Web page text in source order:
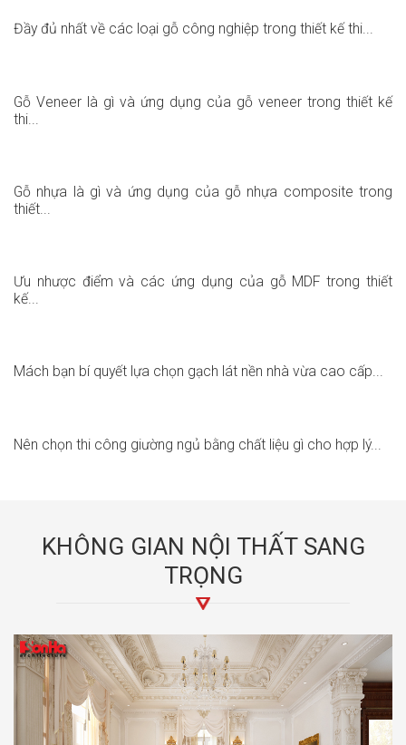
Đầy đủ nhất về các loại gỗ công nghiệp trong thiết kế thi...
Gỗ Veneer là gì và ứng dụng của gỗ veneer trong thiết kế
thi...
Gỗ nhựa là gì và ứng dụng của gỗ nhựa composite trong
thiết...
Ưu nhược điểm và các ứng dụng của gỗ MDF trong thiết
kế...
Mách bạn bí quyết lựa chọn gạch lát nền nhà vừa cao cấp...
Nên chọn thi công giường ngủ bằng chất liệu gì cho hợp lý...
KHÔNG GIAN NỘI THẤT SANG
TRỌNG